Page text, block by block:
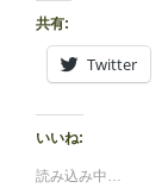
共有:
Twitter
いいね:
読み込み中…